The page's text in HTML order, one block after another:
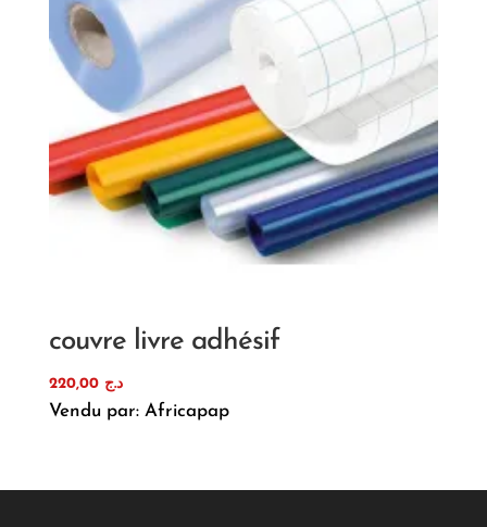
couvre livre adhésif
د.ج 220,00
Vendu par: Africapap